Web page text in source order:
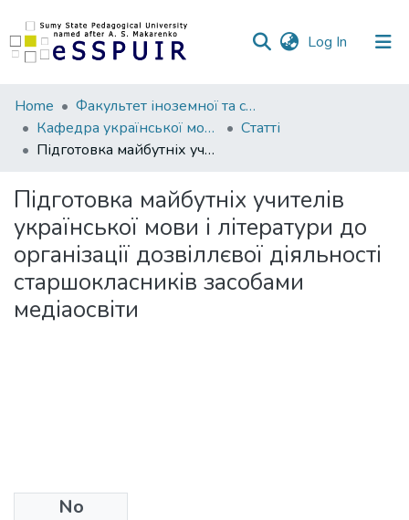
Log In (current)
Communities
&
Collections
Statistics
Home
Факультет іноземної та слов’янської філології
Кафедра української мови та літератури
Статті
Підготовка майбутніх учителів української мови і літератури до організації дозвіллєвої діяльності старшокласників засобами медіаосвіти
Підготовка майбутніх учителів
української мови і літератури до
організації дозвіллєвої діяльності
старшокласників засобами
медіаосвіти
No